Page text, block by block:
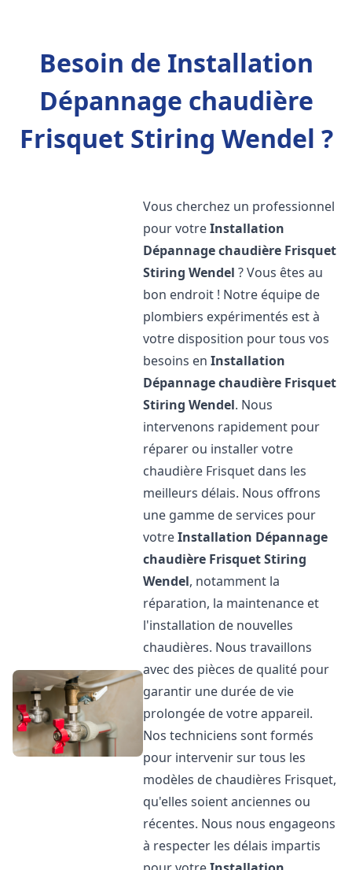
Besoin de Installation
Dépannage chaudière
Frisquet Stiring Wendel ?
Vous cherchez un professionnel
pour votreInstallation
Dépannage chaudière Frisquet
Stiring Wendel ? Vous êtes au
bon endroit ! Notre équipe de
plombiers expérimentés est à
votre disposition pour tous vos
besoins enInstallation
Dépannage chaudière Frisquet
Stiring Wendel. Nous
intervenons rapidement pour
réparer ou installer votre
chaudière Frisquet dans les
meilleurs délais. Nous offrons
une gamme de services pour
votreInstallation Dépannage
chaudière FrisquetStiring
Wendel, notamment la
réparation, la maintenance et
l'installation de nouvelles
chaudières. Nous travaillons
avec des pièces de qualité pour
garantir une durée de vie
prolongée de votre appareil.
Nos techniciens sont formés
pour intervenir sur tous les
modèles de chaudières Frisquet,
qu'elles soient anciennes ou
récentes. Nous nous engageons
à respecter les délais impartis